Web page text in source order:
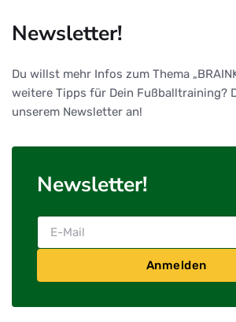
Newsletter!
Du willst mehr Infos zum Thema
weitere Tipps für Dein Fußballtraining?
unserem Newsletter an!
Newsletter!
Anmelden